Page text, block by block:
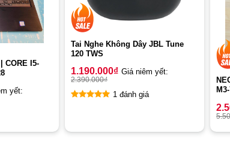
CORE I5-
yết:
Tai Nghe Không Dây JBL Tune
120 TWS
1.190.000₫ Giá niêm yết:
2.390.000₫
1 đánh giá